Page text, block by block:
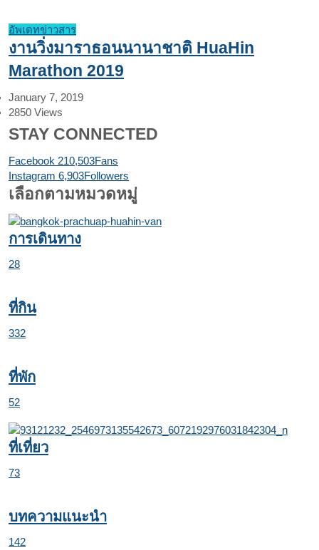
อัพเดทข่าวสาร
งานวิ่งมาราธอนนานาชาติ HuaHin
Marathon 2019
January 7, 2019
2850 Views
STAY CONNECTED
Facebook 210,503Fans
Instagram 6,903Followers
เลือกตามหมวดหมู่
การเดินทาง
28
ที่กิน
332
ที่พัก
52
ที่เที่ยว
73
บทความแนะนำ
142